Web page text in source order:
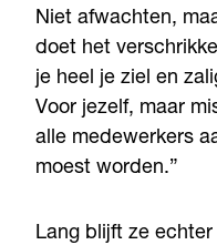
Niet afwachten,
doet het
je heel je ziel en
Voor jezelf, maar
alle medewerkers
moest worden.”
Lang blijft ze